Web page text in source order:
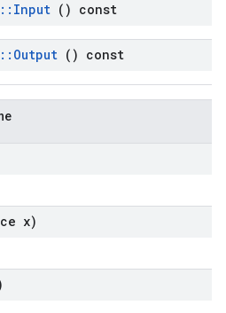
:: Input () const
:: Output () const
x)